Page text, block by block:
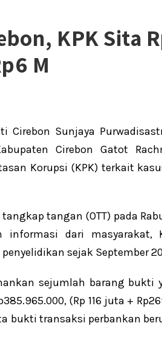
KPK Sita
M
Cirebon Sunjaya
Cirebon Gatot
Korupsi (KPK) terkait
tangan (OTT) pada
informasi dari masyarakat,
sejak September
sejumlah barang
(Rp 116 juta +
bukti transaksi perbankan